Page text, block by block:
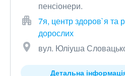
пенсіонери.
7я, центр здоров`я та
дорослих
вул. Юліуша
Детальна